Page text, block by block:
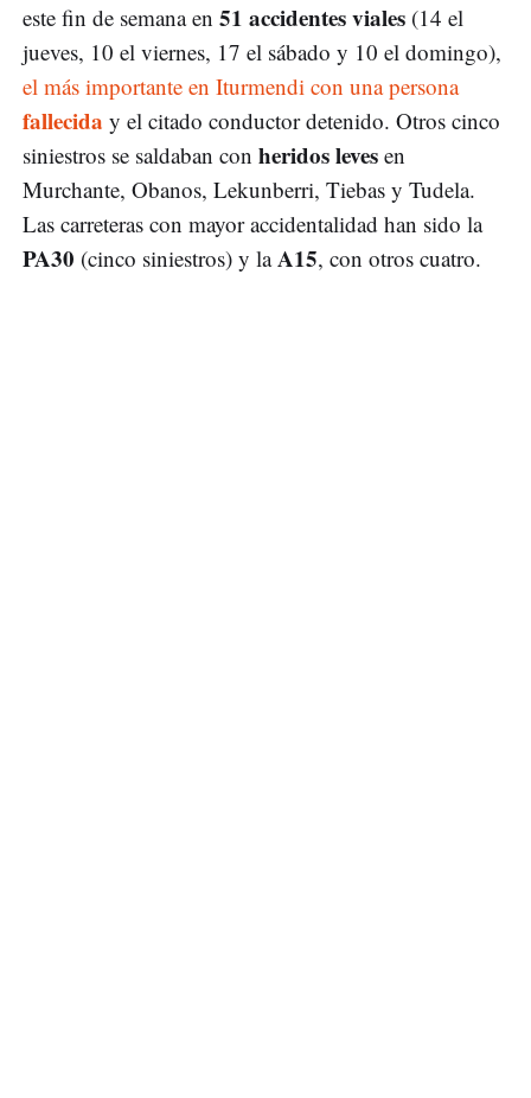
este fin de semana en 51 accidentes viales (14 el
jueves, 10 el viernes, 17 el sábado y 10 el domingo),
el más importante en Iturmendi con una persona
fallecida y el citado conductor detenido. Otros cinco
siniestros se saldaban con heridos leves en
Murchante, Obanos, Lekunberri, Tiebas y Tudela.
Las carreteras con mayor accidentalidad han sido la
PA30 (cinco siniestros) y laA15, con otros cuatro.